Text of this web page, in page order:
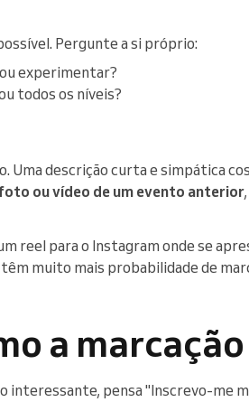
Pergunte a si próprio:
experimentar?
todos os níveis?
Uma descrição curta e simpática
ou vídeo de um evento anterior
reel para o Instagram onde se
muito mais probabilidade de
a marcação
pensa "Inscrevo-me